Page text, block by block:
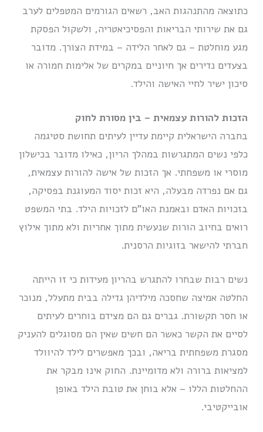
כתוצאה מהתנהגות האב, רשאים הגורמים המטפלים לערב
גם את שירותי הבריאות והפסיכיאטריה, ולשקול הפסקת
מגע מוחלטת – גם לאחר הלידה – במידת הצורך. מדובר
בצעדים נדירים אך חיוניים במקרים של אלימות חמורה או
סיכון ישיר לחיי האישה והילד.
הזכות להורות עצמאית – בין מסורת לחוק
בחברה הישראלית קיימת עדיין לעיתים תחושת סטיגמה
כלפי נשים המתגרשות במהלך הריון, כאילו מדובר בכישלון
מוסרי או משפחתי. אך הזכות של אישה להורות עצמאית,
גם אם נפרדה מבעלה, היא זכות יסוד המעוגנת בפסיקה,
בזכויות האדם ובאמנת האו”ם לזכויות הילד. בתי המשפט
רואים בחיוב הורות שנעשית מתוך אחריות ולא מתוך אילוץ
חברתי להישאר בזוגיות הרסנית.
נשים רבות שבחרו להתגרש בהריון מעידות כי זו הייתה
החלטה אמיצה שחסכה מילדיהן גדילה בבית מתעלל, מנוכר
או חסר תקשורת. גברים גם הם מצידם בוחרים לעיתים
לסיים את הקשר כאשר הם חשים שאין הם מסוגלים להעניק
מסגרת משפחתית בריאה, ובכך מאפשרים לילד להיוולד
למציאות ברורה ולא מדומיינת. החוק אינו מבקר את
ההחלטות הללו – אלא בוחן את טובת הילד באופן
אובייקטיבי.